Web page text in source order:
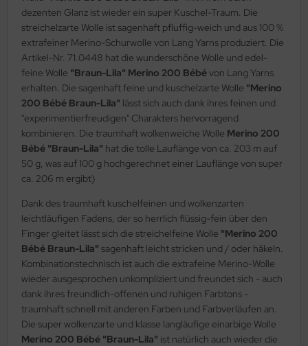
dezenten Glanz ist wieder ein super Kuschel-Traum. Die
streichelzarte Wolle ist sagenhaft pfluffig-weich und aus 100 %
extrafeiner Merino-Schurwolle von Lang Yarns produziert. Die
Artikel-Nr. 71.0448 hat die wunderschöne Wolle und edel-
feine Wolle "Braun-Lila" Merino 200 Bébévon Lang Yarns
erhalten. Die sagenhaft feine und kuschelzarte Wolle "Merino
200 Bébé Braun-Lila" lässt sich auch dank ihres feinen und
"experimentierfreudigen" Charakters hervorragend
kombinieren. Die traumhaft wolkenweiche Wolle Merino 200
Bébé "Braun-Lila" hat die tolle Lauflänge von ca. 203 m auf
50 g, was auf 100 g hochgerechnet einer Lauflänge von super
ca. 206 m ergibt)
Dank des traumhaft kuschelfeinen und wolkenzarten
leichtläufigen Fadens, der so herrlich flüssig-fein über den
Finger gleitet lässt sich die streichelfeine Wolle "Merino 200
Bébé Braun-Lila" sagenhaft leicht stricken und / oder häkeln.
Kombinationstechnisch ist auch die extrafeine Merino-Wolle
wieder ausgesprochen unkompliziert und freundet sich - auch
dank ihres freundlich-offenen und ruhigen Farbtons -
traumhaft schnell mit anderen Farben und Farbverläufen an.
Die super wolkenzarte und klasse langläufige einarbige Wolle
Merino 200 Bébé "Braun-Lila" ist natürlich auch wieder die